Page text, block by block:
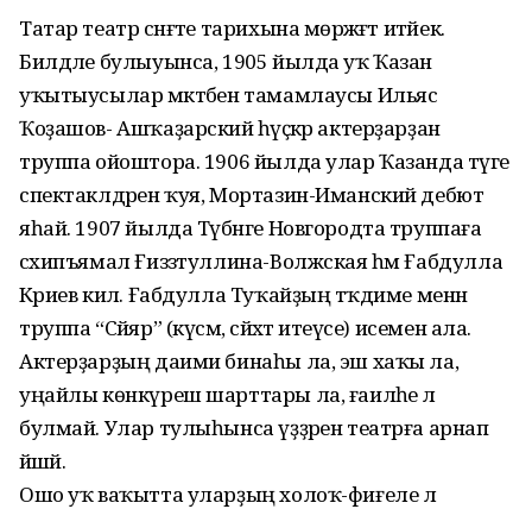
Татар театр сәнғәте тарихына мөрәжәғәт итәйек.
Билдәле булыуынса, 1905 йылда уҡ Ҡазан
уҡытыусылар мәктәбен тамамлаусы Ильяс
Ҡоҙашов- Ашҡаҙарский һәүәҫкәр актерҙарҙан
труппа ойоштора. 1906 йылда улар Ҡазанда тәүге
спектаклдәрен ҡуя, Мортазин-Иманский дебют
яһай. 1907 йылда Түбәнге Новгородта труппаға
сәхипъямал Ғиззәтуллина-Волжская һәм Ғабдулла
Кәриев килә. Ғабдулла Туҡайҙың тәҡдиме менән
труппа “Сәйяр” (күсмә, сәйәхәт итеүсе) исемен ала.
Актерҙарҙың даими бинаһы ла, эш хаҡы ла,
уңайлы көнкүреш шарттары ла, ғаиләһе лә
булмай. Улар тулыһынса үҙҙәрен театрға арнап
йәшәй.
Ошо уҡ ваҡытта уларҙың холоҡ-фиғеле лә